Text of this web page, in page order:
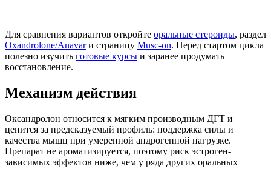
Для сравнения вариантов откройте оральные стероиды, раздел
Oxandrolone/Anavarи страницу Musc-on. Перед стартом цикла
полезно изучить готовые курсы и заранее продумать
восстановление.
Механизм действия
Оксандролон относится к мягким производным ДГТ и
ценится за предсказуемый профиль: поддержка силы и
качества мышц при умеренной андрогенной нагрузке.
Препарат не ароматизируется, поэтому риск эстроген-
зависимых эффектов ниже, чем у ряда других оральных